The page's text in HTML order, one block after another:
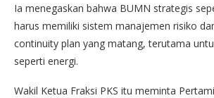
Ia menegaskan bahwa BUMN strategis
harus memiliki sistem manajemen risiko
continuity plan yang matang, terutama
seperti energi.
Wakil Ketua Fraksi PKS itu meminta